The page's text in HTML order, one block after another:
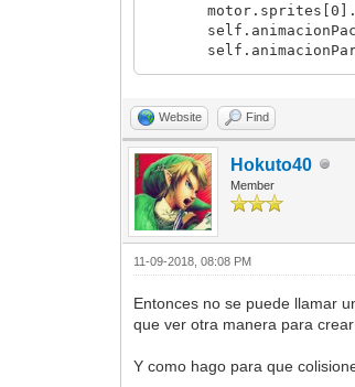
self.animacionPack
def update(self):
#mover objeto
if
self.x += 2
#cambiar de lado
elif
#destruir sprite
Website Find
Hokuto40
Member
11-09-2018, 08:08 PM
Entonces no se puede llamar
que ver otra manera para crear
Y como hago para que